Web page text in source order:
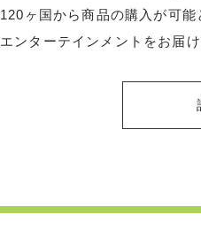
120ヶ国から商品の購入が可
エンターテインメントをお届け